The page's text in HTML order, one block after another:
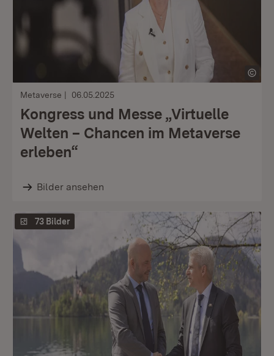
Metaverse 06.05.2025
Kongress und Messe „Virtuelle
Welten – Chancen im Metaverse
erleben“
Bilder ansehen
73 Bilder